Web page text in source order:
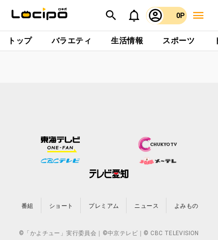
0P
トップ バラエティ 生活情報 スポーツ
番組 ショート プレミアム ニュース よみもの
©「かよチュー」実行委員会｜©中京テレビ｜© CBC TELEVISION